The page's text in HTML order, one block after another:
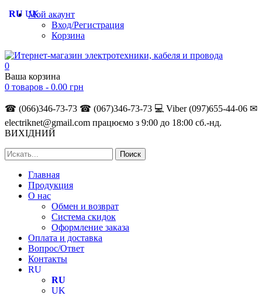
Мой акаунт
Вход/Регистрация
Корзина
0
Ваша корзина
0 товаров - 0.00 грн
☎ (066)346-73-73 ☎ (067)346-73-73 💻 Viber (097)655-44-06 ✉
electriknet@gmail.com працюємо з 9:00 до 18:00 сб.-нд.
ВИХІДНИЙ
Главная
Продукция
О нас
Обмен и возврат
Система скидок
Оформление заказа
Оплата и доставка
Вопрос/Ответ
Контакты
RU
RU
UK
RU UK